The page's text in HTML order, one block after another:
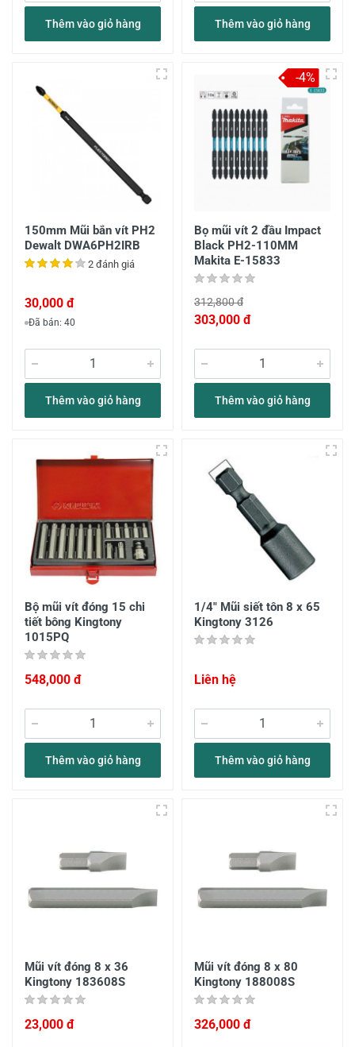
Thêm vào giỏ hàng Thêm vào giỏ hàng
150mm Mũi bắn vít PH2
Dewalt DWA6PH2IRB
2 đánh giá
30,000 đ
Đã bán: 40
Thêm vào giỏ hàng
Bọ mũi vít 2 đầu Impact
Black PH2-110MM
Makita E-15833
312,800 đ
303,000 đ
Thêm vào giỏ hàng
-4%
Bộ mũi vít đóng 15 chi
tiết bông Kingtony
1015PQ
548,000 đ
Thêm vào giỏ hàng
1/4" Mũi siết tôn 8 x 65
Kingtony 3126
Liên hệ
Thêm vào giỏ hàng
Mũi vít đóng 8 x 36
Kingtony 183608S
23,000 đ
Mũi vít đóng 8 x 80
Kingtony 188008S
326,000 đ